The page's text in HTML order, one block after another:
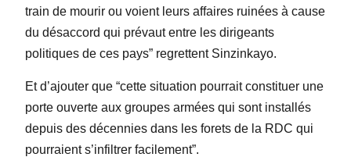
train de mourir ou voient leurs affaires ruinées à cause
du désaccord qui prévaut entre les dirigeants
politiques de ces pays” regrettent Sinzinkayo.
Et d’ajouter que “cette situation pourrait constituer une
porte ouverte aux groupes armées qui sont installés
depuis des décennies dans les forets de la RDC qui
pourraient s’infiltrer facilement”.